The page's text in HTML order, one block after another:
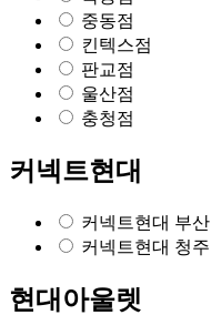
중동점
킨텍스점
판교점
울산점
충청점
커넥트현대
커넥트현대 부산
커넥트현대 청주
현대아울렛